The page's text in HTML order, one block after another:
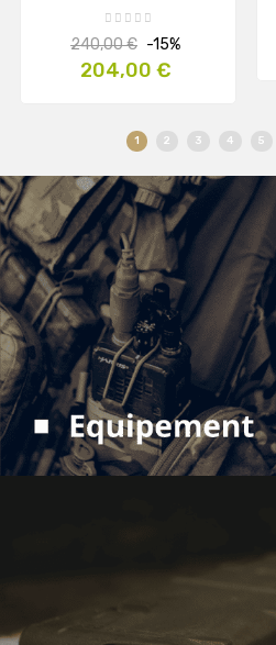
Prix
habituel
240,00 € -15%
204,00 €
1 2 3 4 5